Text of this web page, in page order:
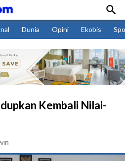

Dunia Opini Ekobis
Kembali Nilai-